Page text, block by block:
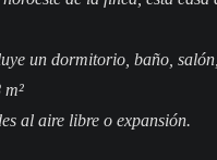
un dormitorio, baño,
al aire libre o expansión.